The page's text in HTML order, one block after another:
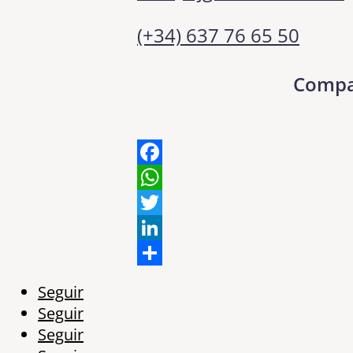
(+34) 637 76 65 50
Facebook
WhatsApp
Twitter
LinkedIn
Seguir
Seguir
Seguir